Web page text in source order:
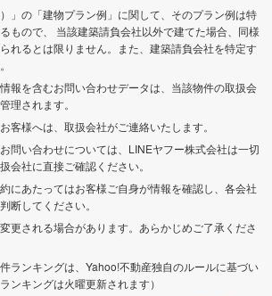
」の「建物プラン例」に関して、そのプラン例は特
もので、 当該建築請負会社以外で建てた場合、同様
れるとは限りません。また、建築請負会社を特定す
報を含むお問い合わせデータは、当該物件の取扱会
理されます。
客様へは、取扱会社がご連絡いたします。
問い合わせについては、LINEヤフー株式会社は一切
会社に直接ご確認ください。
にあたってはお客様ご自身が情報を確認し、各会社
断してください。
更される場合があります。あらかじめご了承くださ
ランキングは、Yahoo!不動産独自のルールに基づい
ンキングは火曜更新されます）